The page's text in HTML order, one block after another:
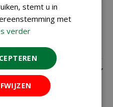
stemt u in
met
verder